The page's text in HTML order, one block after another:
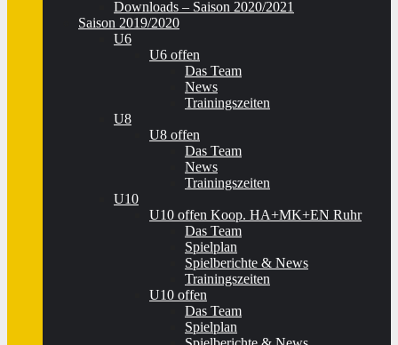
Downloads – Saison 2020/2021
Saison 2019/2020
U6
U6 offen
Das Team
News
Trainingszeiten
U8
U8 offen
Das Team
News
Trainingszeiten
U10
U10 offen Koop. HA+MK+EN Ruhr
Das Team
Spielplan
Spielberichte & News
Trainingszeiten
U10 offen
Das Team
Spielplan